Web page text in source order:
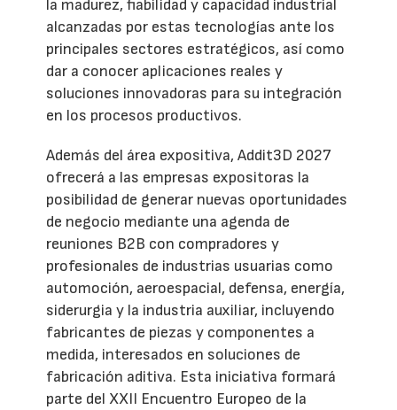
la madurez, fiabilidad y capacidad industrial
alcanzadas por estas tecnologías ante los
principales sectores estratégicos, así como
dar a conocer aplicaciones reales y
soluciones innovadoras para su integración
en los procesos productivos.
Además del área expositiva, Addit3D 2027
ofrecerá a las empresas expositoras la
posibilidad de generar nuevas oportunidades
de negocio mediante una agenda de
reuniones B2B con compradores y
profesionales de industrias usuarias como
automoción, aeroespacial, defensa, energía,
siderurgia y la industria auxiliar, incluyendo
fabricantes de piezas y componentes a
medida, interesados en soluciones de
fabricación aditiva. Esta iniciativa formará
parte del XXII Encuentro Europeo de la